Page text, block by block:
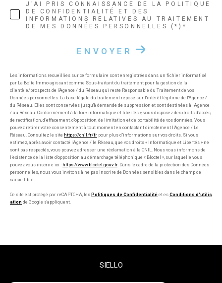
J'AI PRIS CONNAISSANCE DE LA POLITIQUE
DE CONFIDENTIALITÉ ET DES
INFORMATIONS RELATIVES AU TRAITEMENT
DE MES DONNÉES PERSONNELLES (*)*
ENVOYER
Les informations recueillies sur ce formulaire sont enregistrées dans un fichier informatisé
par La Boite Immo agissant comme Sous-traitant du traitement pour la gestion de la
clientèle/prospects de l'Agence / du Réseau qui reste Responsable du Traitement de vos
Données personnelles. La base légale du traitement repose sur l'intérêt légitime de l'Agence /
du Réseau. Elles sont conservées jusqu'à demande de suppression et sont destinées à l'Agence
/ au Réseau. Conformément à la loi « informatique et libertés », vous disposez des droits d’accès,
de rectification, d’effacement, d’opposition, de limitation et de portabilité de vos données. Vous
pouvez retirer votre consentement à tout moment en contactant directement l’Agence / Le
Réseau. Consultez le site https://cnil.fr/fr pour plus d’informations sur vos droits. Si vous
estimez, après avoir contacté l'Agence / le Réseau, que vos droits « Informatique et Libertés » ne
sont pas respectés, vous pouvez adresser une réclamation à la CNIL. Nous vous informons de
l’existence de la liste d'opposition au démarchage téléphonique « Bloctel », sur laquelle vous
pouvez vous inscrire ici : https://www.bloctel.gouv.fr. Dans le cadre de la protection des Données
personnelles, nous vous invitons à ne pas inscrire de Données sensibles dans le champ de
saisie libre.
Ce site est protégé par reCAPTCHA, les Politiques de Confidentialité et es Conditions d'utilis
ation de Google s'appliquent.
SIELLO